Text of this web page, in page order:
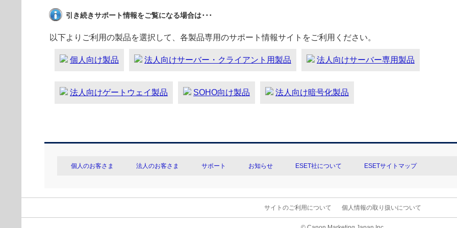
引き続きサポート情報をご覧になる場合は･･･
以下よりご利用の製品を選択して、各製品専用のサポート情報サイトをご利用ください。
個人向け製品 法人向けサーバー・クライアント用製品 法人向けサーバー専用製品
法人向けゲートウェイ製品 SOHO向け製品 法人向け暗号化製品
個人のお客さま 法人のお客さま サポート お知らせ ESET社について ESETサイトマップ
サイトのご利用について 個人情報の取り扱いについて